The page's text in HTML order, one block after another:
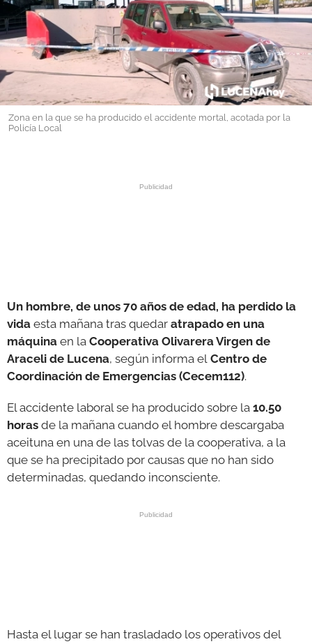
OBRAS
NECROLÓGICAS
GALERÍAS
Zona en la que se ha producido el accidente mortal, acotada por la
Policía Local
Un hombre, de unos 70 años de edad, ha perdido la
vida esta mañana tras quedar atrapado en una
máquina en la Cooperativa Olivarera Virgen de
Araceli de Lucena, según informa el Centro de
Coordinación de Emergencias (Cecem112).
El accidente laboral se ha producido sobre la 10.50
horas de la mañana cuando el hombre descargaba
aceituna en una de las tolvas de la cooperativa, a la
que se ha precipitado por causas que no han sido
determinadas, quedando inconsciente.
Hasta el lugar se han trasladado los operativos del